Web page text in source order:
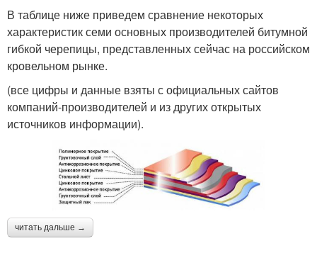
В таблице ниже приведем сравнение некоторых
характеристик семи основных производителей битумной
гибкой черепицы, представленных сейчас на российском
кровельном рынке.
(все цифры и данные взяты с официальных сайтов
компаний-производителей и из других открытых
источников информации).
читать дальше →